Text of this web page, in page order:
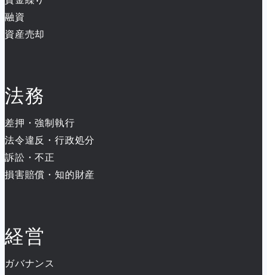
融資
資産売却
法務
差押・強制執行
法令違反・行政処分
訴訟・不正
損害賠償・知的財産
経営
ガバナンス